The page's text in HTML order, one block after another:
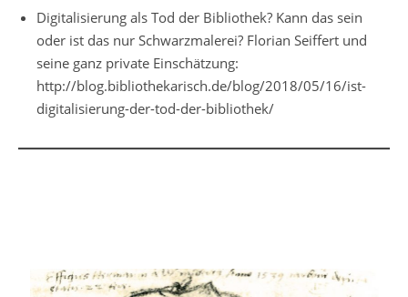
Digitalisierung als Tod der Bibliothek? Kann das sein
oder ist das nur Schwarzmalerei? Florian Seiffert und
seine ganz private Einschätzung:
http://blog.bibliothekarisch.de/blog/2018/05/16/ist-
digitalisierung-der-tod-der-bibliothek/